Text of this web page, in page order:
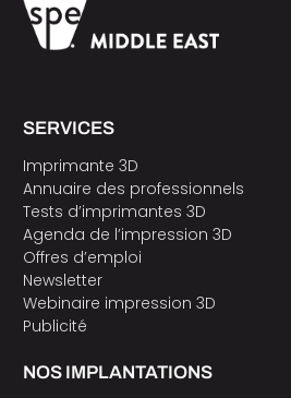
SERVICES
Imprimante 3D
Annuaire des professionnels
Tests d’imprimantes 3D
Agenda de l’impression 3D
Offres d’emploi
Newsletter
Webinaire impression 3D
Publicité
NOS IMPLANTATIONS